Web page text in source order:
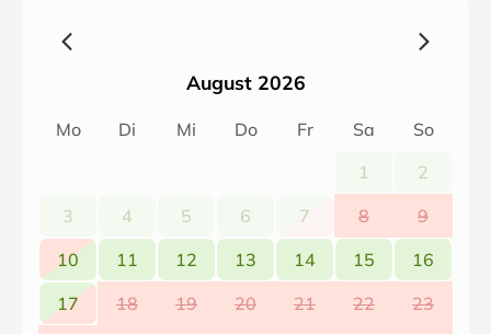
August 2026
Mo Di Mi Do Fr Sa
So
1
2
3
4 5 6 7 8
9
10
11 12 13 14 15
16
17
18 19 20 21 22
23